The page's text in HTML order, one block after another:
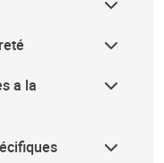
la